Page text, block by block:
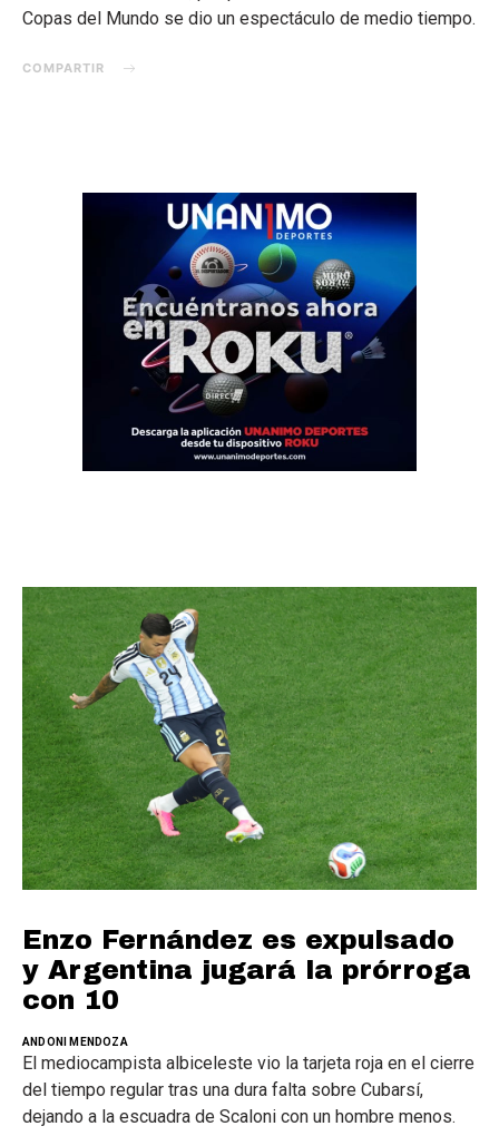
Copas del Mundo se dio un espectáculo de medio tiempo.
COMPARTIR
Enzo Fernández es expulsado
y Argentina jugará la prórroga
con 10
ANDONI MENDOZA
El mediocampista albiceleste vio la tarjeta roja en el cierre
del tiempo regular tras una dura falta sobre Cubarsí,
dejando a la escuadra de Scaloni con un hombre menos.